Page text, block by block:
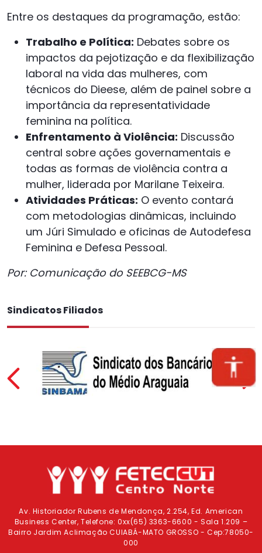
Entre os destaques da programação, estão:
Trabalho e Política: Debates sobre os
impactos da pejotização e da flexibilização
laboral na vida das mulheres, com
técnicos do Dieese, além de painel sobre a
importância da representatividade
feminina na política.
Enfrentamento à Violência: Discussão
central sobre ações governamentais e
todas as formas de violência contra a
mulher, liderada por Marilane Teixeira.
Atividades Práticas: O evento contará
com metodologias dinâmicas, incluindo
um Júri Simulado e oficinas de Autodefesa
Feminina e Defesa Pessoal.
Por: Comunicação do SEEBCG-MS
Sindicatos Filiados
Previous
Av. Historiador Rubens de Mendonça, 2.254, Ed. American
Business Center, Telefone: 0xx(65) 3363-6600 - Sala 1.209 –
Bairro Jardim Aclimação CUIABÁ-MATO GROSSO - Cep:78050-
000